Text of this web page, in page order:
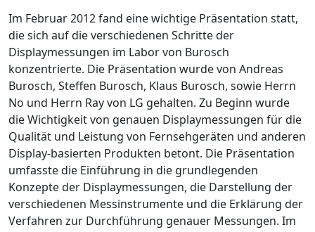
Im Februar 2012 fand eine wichtige Präsentation statt,
die sich auf die verschiedenen Schritte der
Displaymessungen im Labor von Burosch
konzentrierte. Die Präsentation wurde von Andreas
Burosch, Steffen Burosch, Klaus Burosch, sowie Herrn
No und Herrn Ray von LG gehalten. Zu Beginn wurde
die Wichtigkeit von genauen Displaymessungen für die
Qualität und Leistung von Fernsehgeräten und anderen
Display-basierten Produkten betont. Die Präsentation
umfasste die Einführung in die grundlegenden
Konzepte der Displaymessungen, die Darstellung der
verschiedenen Messinstrumente und die Erklärung der
Verfahren zur Durchführung genauer Messungen. Im